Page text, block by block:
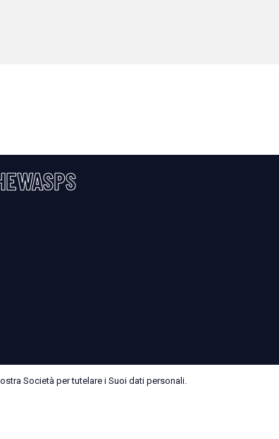
Società per tutelare i Suoi dati personali.